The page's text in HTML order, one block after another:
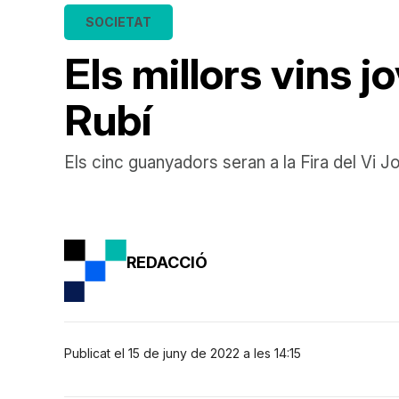
Els millors vins
Rubí
SOCIETAT
Els cinc guanyadors seran a la Fira del Vi
REDACCIÓ
Publicat el 15 de juny de 2022 a les 14:15